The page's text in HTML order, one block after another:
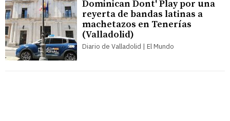
Dominican Dont' Play por una
reyerta de bandas latinas a
machetazos en Tenerías
(Valladolid)
Diario de Valladolid | El Mundo